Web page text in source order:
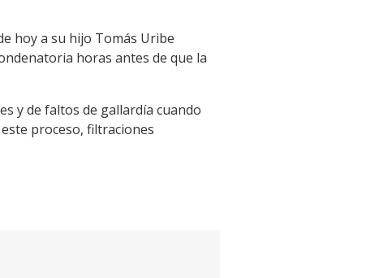
hoy a su hijo Tomás Uribe
horas antes de que la
y de faltos de gallardía cuando
proceso, filtraciones